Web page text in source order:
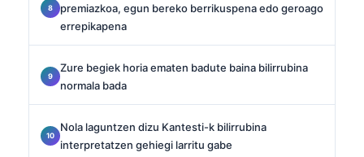
premiazkoa, egun bereko berrikuspena edo geroago
errepikapena
Zure begiek horia ematen badute baina bilirrubina
normala bada
Nola laguntzen dizu Kantesti-k bilirrubina
interpretatzen gehiegi larritu gabe